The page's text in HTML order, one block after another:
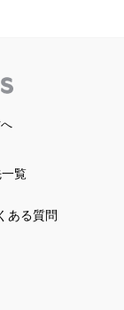
覧
ある質問